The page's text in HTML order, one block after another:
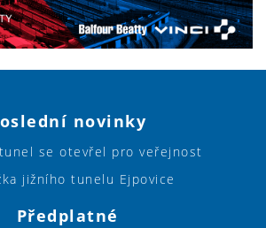
novinky
se otevřel pro veřejnost
jižního tunelu Ejpovice
Předplatné